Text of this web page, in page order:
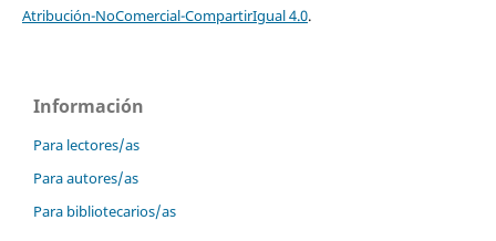
Atribución-NoComercial-CompartirIgual 4.0.
Información
Para lectores/as
Para autores/as
Para bibliotecarios/as